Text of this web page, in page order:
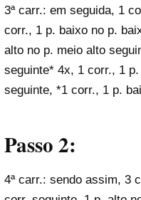
3ª carr.: em seguida, 1
corr., 1 p. baixo no p.
alto no p. meio alto
seguinte* 4x, 1 corr., 1
seguinte, *1 corr., 1 p.
Passo 2:
4ª carr.: sendo assim, 3